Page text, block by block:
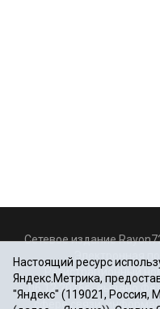
Сетевое издание
Регистрационный
06.12.2016г., выдано
сфере связи,
Настоящий ресурс
Яндекс.Метрика,
"Яндекс" (119021, Россия,